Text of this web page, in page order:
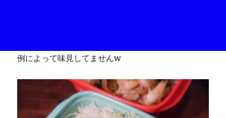
例によって味見してませんw